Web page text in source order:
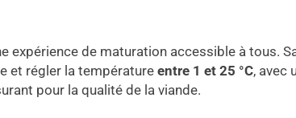
expérience de maturation accessible à tous.
et régler la température entre 1 et 25 °C, avec
pour la qualité de la viande.